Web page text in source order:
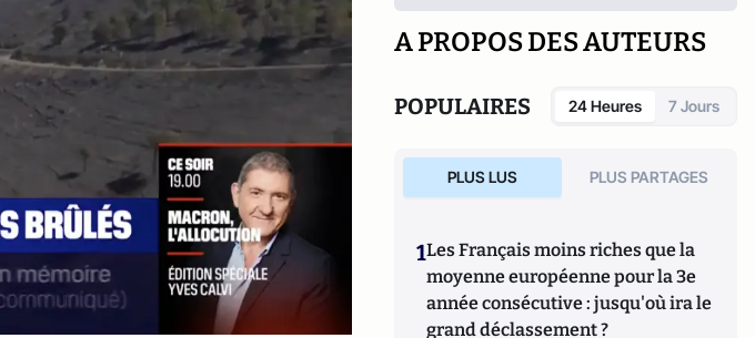
A PROPOS DES AUTEURS
POPULAIRES 24 Heures 7 Jours
PLUS LUS PLUS PARTAGES
1Les Français moins riches que la
moyenne européenne pour la 3e
année consécutive : jusqu'où ira le
grand déclassement ?